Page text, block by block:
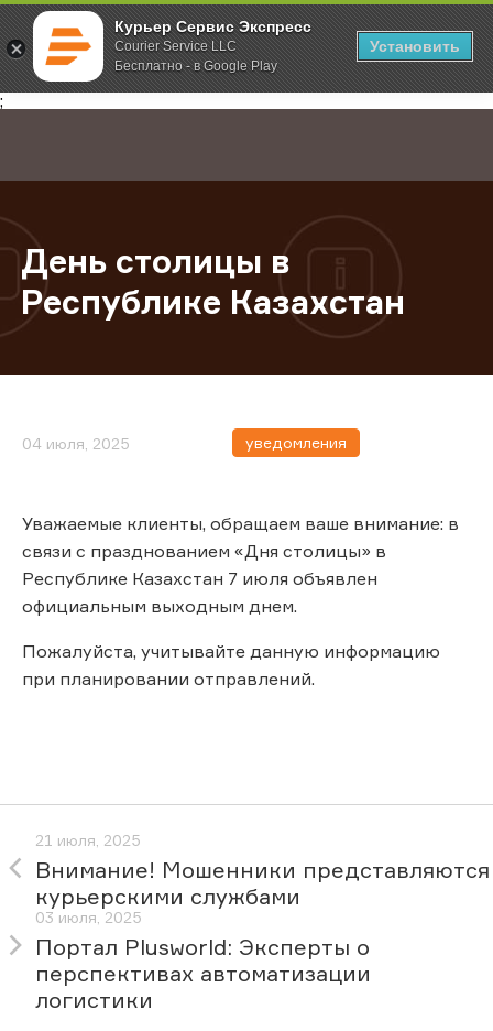
Курьер Сервис Экспресс
Courier Service LLC
Бесплатно - в Google Play
Установить
;
Главная О компании Новости День столицы в Республике
День столицы в
Республике Казахстан
04 июля, 2025 уведомления
Уважаемые клиенты, обращаем ваше внимание: в
связи с празднованием «Дня столицы» в
Республике Казахстан 7 июля объявлен
официальным выходным днем.
Пожалуйста, учитывайте данную информацию
при планировании отправлений.
21 июля, 2025
Внимание! Мошенники представляются
курьерскими службами
03 июля, 2025
Портал Plusworld: Эксперты о
перспективах автоматизации
логистики